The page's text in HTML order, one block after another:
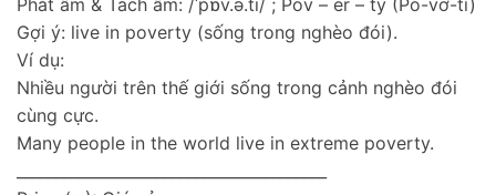
Gợi ý: live in poverty (sống trong nghèo đói).
Ví dụ:
Nhiều người trên thế giới sống trong cảnh nghèo đói
cùng cực.
Many people in the world live in extreme poverty.